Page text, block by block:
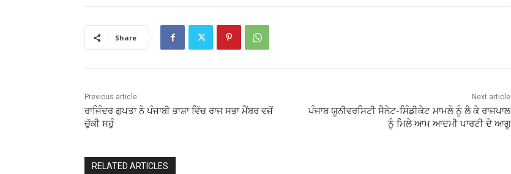
Share
Previous article
ਰਾਜਿੰਦਰ ਗੁਪਤਾ ਨੇ ਪੰਜਾਬੀ ਭਾਸ਼ਾ ਵਿੱਚ ਰਾਜ ਸਭਾ ਮੈਂਬਰ ਵਜੋਂ
ਚੁੱਕੀ ਸਹੁੰ
Next article
ਪੰਜਾਬ ਯੂਨੀਵਰਸਿਟੀ ਸੈਨੇਟ-ਸਿੰਡੀਕੇਟ ਮਾਮਲੇ ਨੂੰ ਲੈ ਕੇ ਰਾਜਪਾਲ
ਨੂੰ ਮਿਲੇ ਆਮ ਆਦਮੀ ਪਾਰਟੀ ਦੇ ਆਗੂ
RELATED ARTICLES